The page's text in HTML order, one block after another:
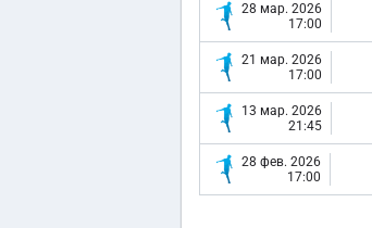
28 мар. 2026
17:00
21 мар. 2026
17:00
13 мар. 2026
21:45
28 фев. 2026
17:00